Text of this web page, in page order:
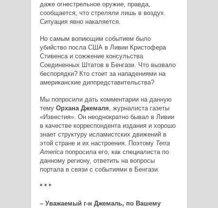
даже огнестрельное оружие, правда,
сообщается, что стреляли лишь в воздух.
Ситуация явно накаляется.
Но самым вопиющим событием было
убийство посла США в Ливии Кристофера
Стивенса и сожжение консульства
Соединенных Штатов в Бенгази. Что вызвало
беспорядки? Кто стоит за нападениями на
американские диппредставительства?
Мы попросили дать комментарии на данную
тему Орхана Джемаля, журналиста газеты
«Известия». Он неоднократно бывал в Ливии
в качестве корреспондента издания и хорошо
знает структуру исламистских движений в
этой стране и их настроения. Поэтому Terra
Americaпопросила его, как специалиста по
данному региону, ответить на вопросы
портала в связи с событиями в Бенгази.
* * *
– Уважаемый г-н Джемаль, по Вашему